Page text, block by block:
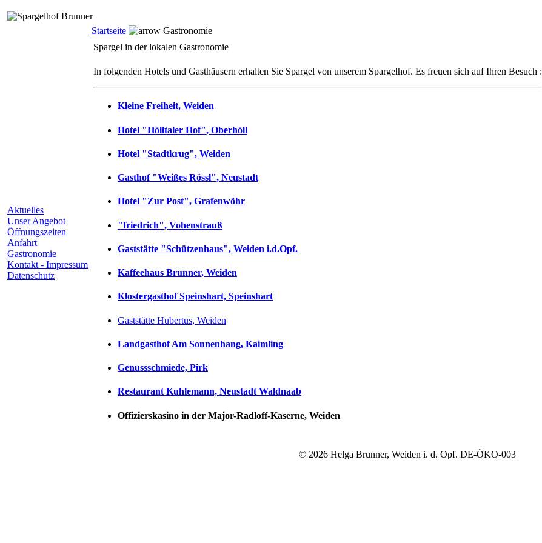
Startseite Gastronomie
Aktuelles
Unser Angebot
Öffnungszeiten
Anfahrt
Gastronomie
Kontakt - Impressum
Datenschutz
Spargel in der lokalen Gastronomie
In folgenden Hotels und Gasthäusern erhalten Sie Spargel von unserem Spargelhof. Es freuen sich auf Ihren Besuch :
Kleine Freiheit, Weiden
Hotel "Hölltaler Hof", Oberhöll
Hotel "Stadtkrug", Weiden
Gasthof "Weißes Rössl", Neustadt
Hotel "Zur Post", Grafenwöhr
"friedrich", Vohenstrauß
Gaststätte "Schützenhaus", Weiden i.d.Opf.
Kaffeehaus Brunner, Weiden
Klostergasthof Speinshart, Speinshart
Gaststätte Hubertus, Weiden
Landgasthof Am Sonnenhang, Kaimling
Genussschmiede, Pirk
Restaurant Kuhlemann, Neustadt Waldnaab
Offizierskasino in der Major-Radloff-Kaserne, Weiden
© 2026 Helga Brunner, Weiden i. d. Opf. DE-ÖKO-003